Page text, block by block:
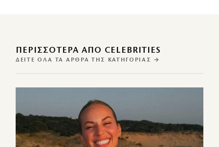
ΠΕΡΙΣΣΌΤΕΡΑ ΑΠΌ CELEBRITIES
ΔΕΊΤΕ ΌΛΑ ΤΑ ΆΡΘΡΑ ΤΗΣ ΚΑΤΗΓΟΡΊΑΣ →